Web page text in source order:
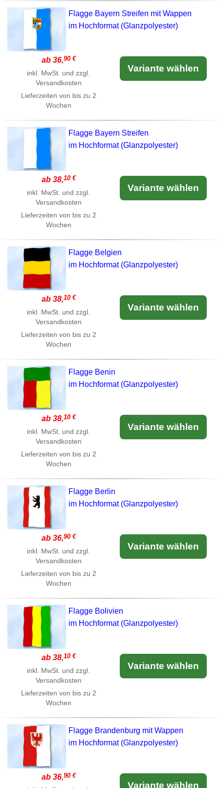
Flagge Bayern Streifen mit Wappen
im Hochformat (Glanzpolyester)
ab 36,90 €
inkl. MwSt. und zzgl.
Versandkosten
Lieferzeiten von bis zu 2
Wochen
Variante wählen
Flagge Bayern Streifen
im Hochformat (Glanzpolyester)
ab 38,10 €
inkl. MwSt. und zzgl.
Versandkosten
Lieferzeiten von bis zu 2
Wochen
Variante wählen
Flagge Belgien
im Hochformat (Glanzpolyester)
ab 38,10 €
inkl. MwSt. und zzgl.
Versandkosten
Lieferzeiten von bis zu 2
Wochen
Variante wählen
Flagge Benin
im Hochformat (Glanzpolyester)
ab 38,10 €
inkl. MwSt. und zzgl.
Versandkosten
Lieferzeiten von bis zu 2
Wochen
Variante wählen
Flagge Berlin
im Hochformat (Glanzpolyester)
ab 36,90 €
inkl. MwSt. und zzgl.
Versandkosten
Lieferzeiten von bis zu 2
Wochen
Variante wählen
Flagge Bolivien
im Hochformat (Glanzpolyester)
ab 38,10 €
inkl. MwSt. und zzgl.
Versandkosten
Lieferzeiten von bis zu 2
Wochen
Variante wählen
Flagge Brandenburg mit Wappen
im Hochformat (Glanzpolyester)
ab 36,90 €
Variante wählen